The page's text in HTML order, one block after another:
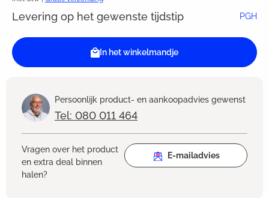
Levering op het gewenste tijdstip PGH
In het winkelmandje
Persoonlijk product- en aankoopadvies gewenst
Tel: 080 011 464
Vragen over het product
en extra deal binnen
halen?
E-mailadvies